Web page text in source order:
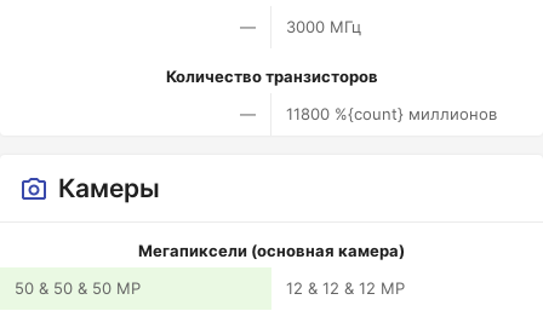
—
3000 МГц
Количество транзисторов
—
11800 %{count} миллионов
Камеры
Мегапиксели (основная камера)
50 & 50 & 50 MP
12 & 12 & 12 MP